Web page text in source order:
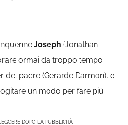
Joseph (Jonathan
ormai da troppo tempo
del padre (Gerarde Darmon), e
un modo per fare più
DOPO LA PUBBLICITÀ